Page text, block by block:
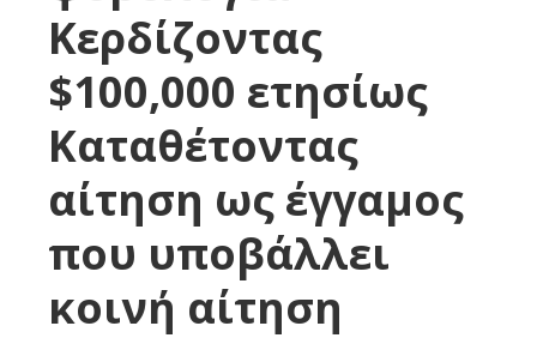
Κερδίζοντας
$100,000 ετησίως
Καταθέτοντας
αίτηση ως έγγαμος
που υποβάλλει
κοινή αίτηση